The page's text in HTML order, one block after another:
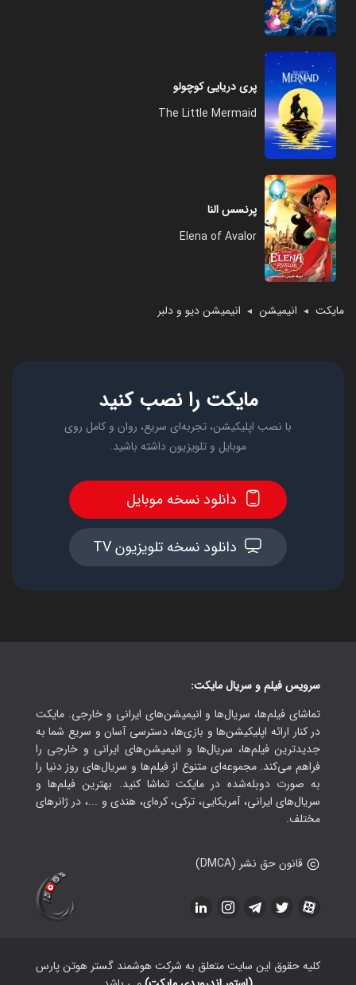
مایکت ◄ انیمیشن ◄ انیمیشن دیو و دلبر
پری دریایی کوچولو
The Little Mermaid
پرنسس النا
Elena of Avalor
مایکت را نصب کنید
با نصب اپلیکیشن، تجربه‌ای سریع، روان و کامل روی
موبایل و تلویزیون داشته باشید.
دانلود نسخه موبایل
دانلود نسخه تلویزیون TV
سرویس فیلم و سریال مایکت:
تماشای فیلم‌ها، سریال‌ها و انیمیشن‌های ایرانی و خارجی. مایکت
در کنار ارائه اپلیکیشن‌ها و بازی‌ها، دسترسی آسان و سریع شما به
جدیدترین فیلم‌ها، سریال‌ها و انیمیشن‌های ایرانی و خارجی را
فراهم می‌کند. مجموعه‌ای متنوع از فیلم‌ها و سریال‌های روز دنیا را
به صورت دوبله‌شده در مایکت تماشا کنید. بهترین فیلم‌ها و
سریال‌های ایرانی، آمریکایی، ترکی، کره‌ای، هندی و ...، در ژانرهای
مختلف.
قانون حق نشر (DMCA)
کلیه حقوق این سایت متعلق به شرکت هوشمند گستر هوتن پارس